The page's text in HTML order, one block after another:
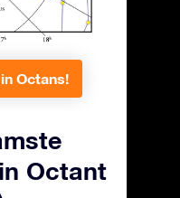
Octans!
Octant